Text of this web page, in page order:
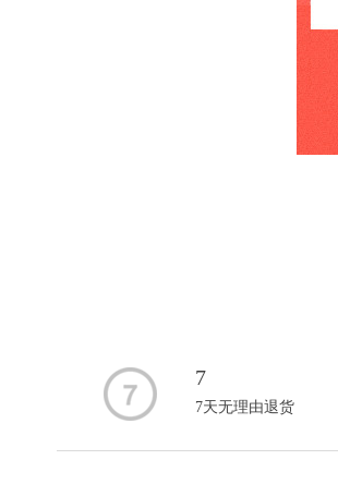
7
7天无理由退货